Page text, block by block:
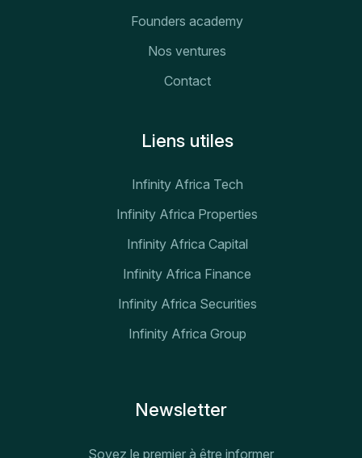
Founders academy
Nos ventures
Contact
Liens utiles
Infinity Africa Tech
Infinity Africa Properties
Infinity Africa Capital
Infinity Africa Finance
Infinity Africa Securities
Infinity Africa Group
Newsletter
Soyez le premier à être informer